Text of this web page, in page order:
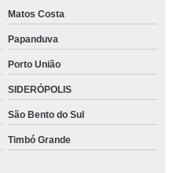
Matos Costa
Papanduva
Porto União
SIDERÓPOLIS
São Bento do Sul
Timbó Grande